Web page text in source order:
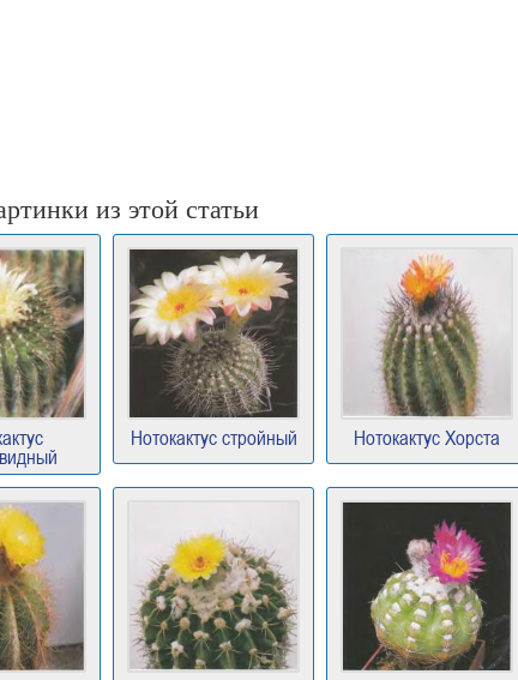
из этой статьи
Нотокактус стройный Нотокактус Хорста